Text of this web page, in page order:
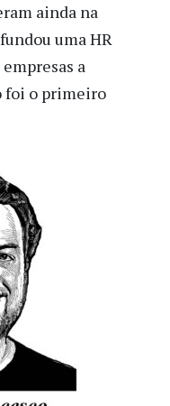
ainda na
uma HR
a
foi o primeiro